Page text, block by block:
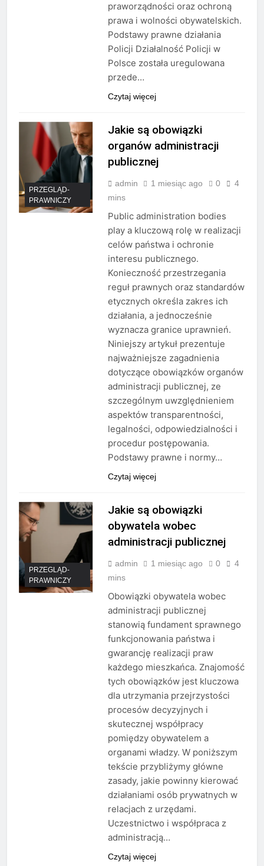
praworządności oraz ochroną
prawa i wolności obywatelskich.
Podstawy prawne działania
Policji Działalność Policji w
Polsce została uregulowana
przede…
Czytaj więcej
PRZEGLĄD-
PRAWNICZY
Jakie są obowiązki
organów administracji
publicznej
admin 1 miesiąc ago 0
4
mins
Public administration bodies
play a kluczową rolę w realizacji
celów państwa i ochronie
interesu publicznego.
Konieczność przestrzegania
reguł prawnych oraz standardów
etycznych określa zakres ich
działania, a jednocześnie
wyznacza granice uprawnień.
Niniejszy artykuł prezentuje
najważniejsze zagadnienia
dotyczące obowiązków organów
administracji publicznej, ze
szczególnym uwzględnieniem
aspektów transparentności,
legalności, odpowiedzialności i
procedur postępowania.
Podstawy prawne i normy…
Czytaj więcej
PRZEGLĄD-
PRAWNICZY
Jakie są obowiązki
obywatela wobec
administracji publicznej
admin 1 miesiąc ago 0
4
mins
Obowiązki obywatela wobec
administracji publicznej
stanowią fundament sprawnego
funkcjonowania państwa i
gwarancję realizacji praw
każdego mieszkańca. Znajomość
tych obowiązków jest kluczowa
dla utrzymania przejrzystości
procesów decyzyjnych i
skutecznej współpracy
pomiędzy obywatelem a
organami władzy. W poniższym
tekście przybliżymy główne
zasady, jakie powinny kierować
działaniami osób prywatnych w
relacjach z urzędami.
Uczestnictwo i współpraca z
administracją…
Czytaj więcej